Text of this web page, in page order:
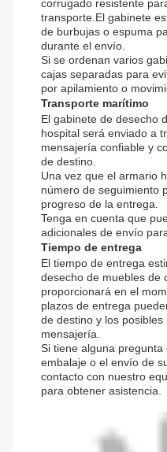
corrugado resistente
transporte.El gabinete
de burbujas o espuma
durante el envío.
Si se ordenan varios
cajas separadas para
por apilamiento o
Transporte marítimo
El gabinete de desecho
hospital será enviado a
mensajería confiable y
de destino.
Una vez que el armario
número de seguimiento
progreso de la entrega.
Tenga en cuenta que
adicionales de envío
Tiempo de entrega
El tiempo de entrega
desecho de muebles de
proporcionará en el
plazos de entrega
de destino y los
mensajería.
Si tiene alguna
embalaje o el envío de
contacto con nuestro
para obtener asistencia.